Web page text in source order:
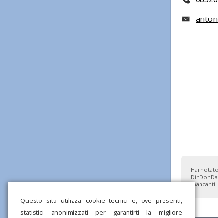
Questo sito utilizza cookie tecnici e, ove presenti,
statistici anonimizzati per garantirti la migliore
Hai
mancanti!